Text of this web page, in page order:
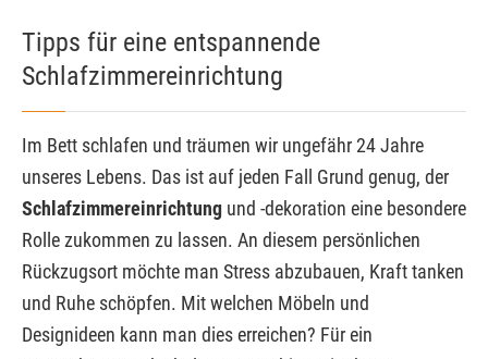
Tipps für eine entspannende
Schlafzimmereinrichtung
Im Bett schlafen und träumen wir ungefähr 24 Jahre
unseres Lebens. Das ist auf jeden Fall Grund genug, der
Schlafzimmereinrichtung und -dekoration eine besondere
Rolle zukommen zu lassen. An diesem persönlichen
Rückzugsort möchte man Stress abzubauen, Kraft tanken
und Ruhe schöpfen. Mit welchen Möbeln und
Designideen kann man dies erreichen? Für ein